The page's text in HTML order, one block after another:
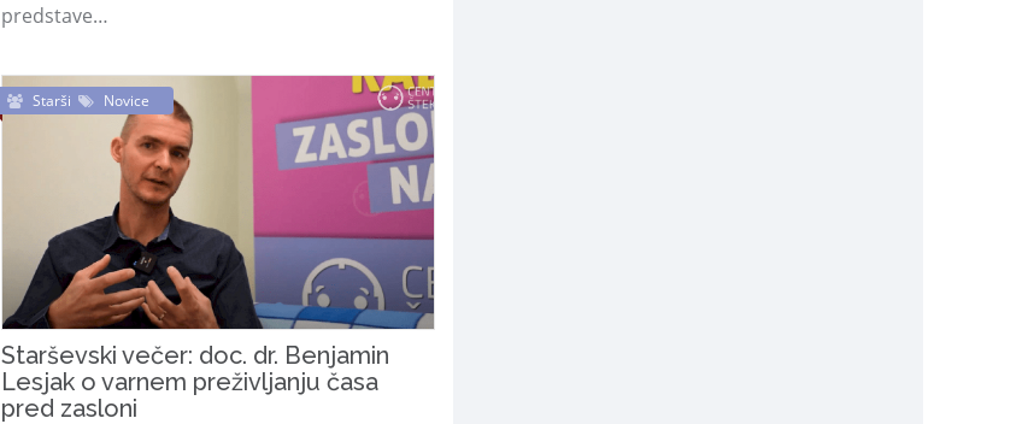
predstave…
Starši Novice
Starševski večer: doc. dr. Benjamin
Lesjak o varnem preživljanju časa
pred zasloni